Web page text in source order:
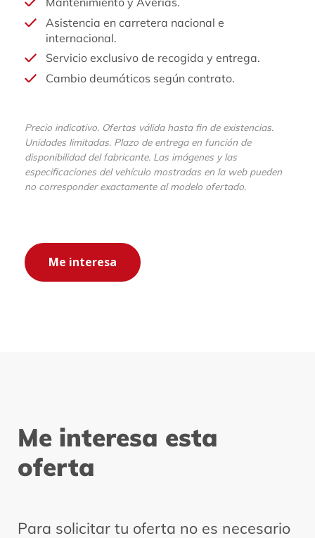
Asistencia en carretera nacional e
internacional.
Servicio exclusivo de recogida y entrega.
Cambio deumáticos según contrato.
Precio indicativo. Ofertas válida hasta fin de existencias.
Unidades limitadas. Plazo de entrega en función de
disponibilidad del fabricante. Las imágenes y las
especificaciones del vehículo mostradas en la web pueden
no corresponder exactamente al modelo ofertado.
Me interesa
Me interesa esta
oferta
Para solicitar tu oferta no es necesario